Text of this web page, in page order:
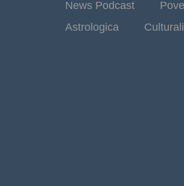
News Podcast
Astrologica